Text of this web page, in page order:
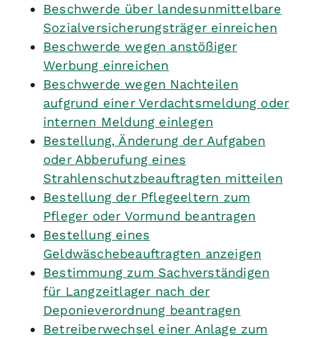
Beschwerde über landesunmittelbare
Sozialversicherungsträger einreichen
Beschwerde wegen anstößiger
Werbung einreichen
Beschwerde wegen Nachteilen
aufgrund einer Verdachtsmeldung oder
internen Meldung einlegen
Bestellung, Änderung der Aufgaben
oder Abberufung eines
Strahlenschutzbeauftragten mitteilen
Bestellung der Pflegeeltern zum
Pfleger oder Vormund beantragen
Bestellung eines
Geldwäschebeauftragten anzeigen
Bestimmung zum Sachverständigen
für Langzeitlager nach der
Deponieverordnung beantragen
Betreiberwechsel einer Anlage zum